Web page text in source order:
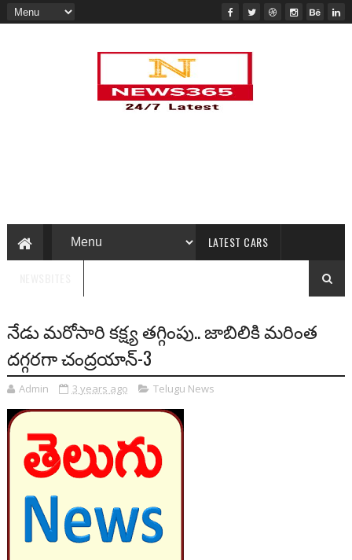
LATEST CARS
నేడు మరోసారి కక్ష్య తగ్గింపు.. జాబిలికి మరింత
దగ్గరగా చంద్రయాన్-3
Admin 3 years ago Telugu News